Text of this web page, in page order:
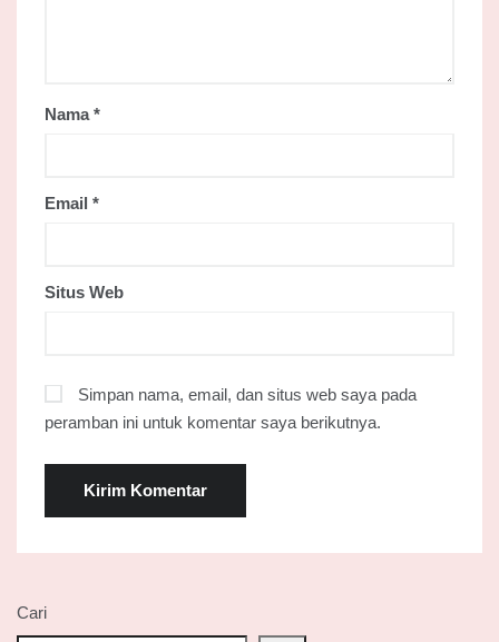
Nama*
Email *
Situs Web
Simpan nama, email, dan situs web saya pada
peramban ini untuk komentar saya berikutnya.
Cari